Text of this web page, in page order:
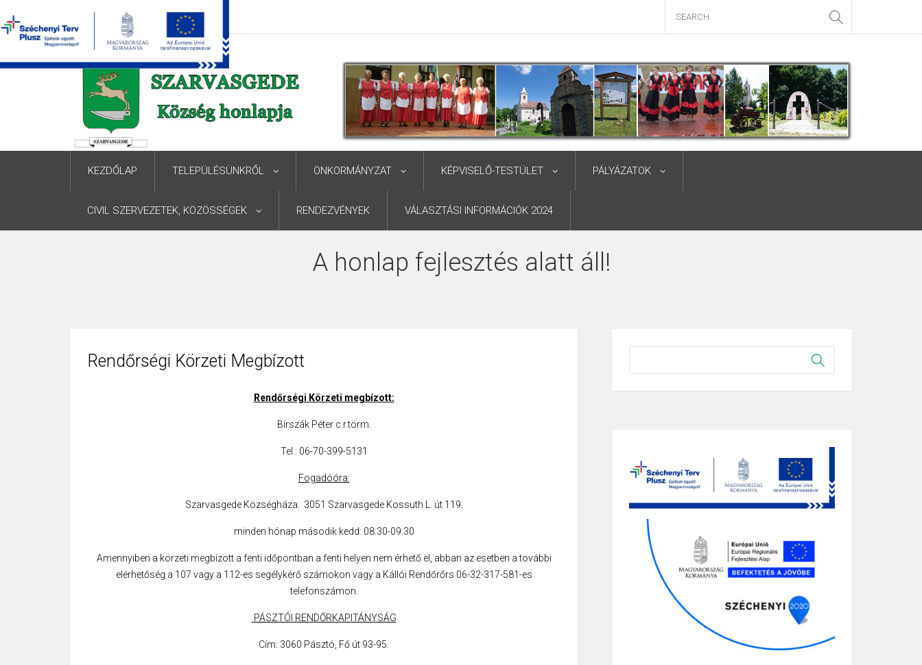
KEZDŐLAP TELEPÜLÉSÜNKRŐL ÖNKORMÁNYZAT KÉPVISELŐ-TESTÜLET PÁLYÁZATOK
CIVIL SZERVEZETEK, KÖZÖSSÉGEK RENDEZVÉNYEK VÁLASZTÁSI INFORMÁCIÓK 2024
A honlap fejlesztés alatt áll!
Rendőrségi Körzeti Megbízott
Rendőrségi Körzeti megbízott:
Bírszák Péter c.r.törm.
Tel.: 06-70-399-5131
Fogadóóra:
Szarvasgede Községháza: 3051 Szarvasgede Kossuth L. út 119.
minden hónap második kedd: 08:30-09:30
Amennyiben a körzeti megbízott a fenti időpontban a fenti helyen nem érhető el, abban az esetben a további
elérhetőség a 107 vagy a 112-es segélykérő számokon vagy a Kállói Rendőrőrs 06-32-317-581-es
telefonszámon.
PÁSZTÓI RENDŐRKAPITÁNYSÁG
Cím: 3060 Pásztó, Fő út 93-95.